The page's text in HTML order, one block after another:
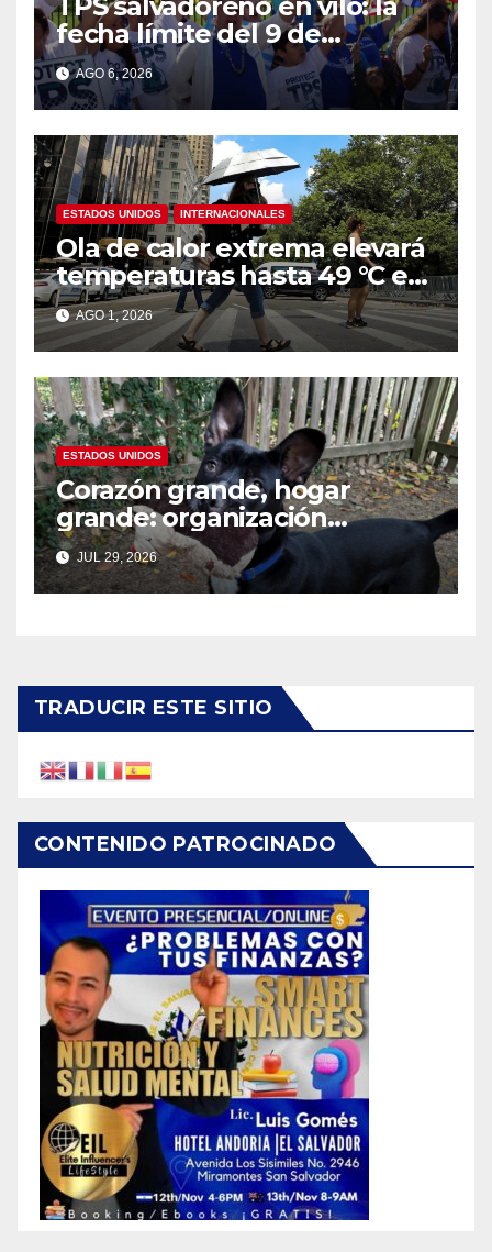
fecha límite del 9 de
septiembre se acerca sin
respuesta de Washington
AGO 6, 2026
ESTADOS UNIDOS INTERNACIONALES
Ola de calor extrema elevará
temperaturas hasta 49 °C en
amplias zonas de Estados
Unidos
AGO 1, 2026
ESTADOS UNIDOS
Corazón grande, hogar
grande: organización
nacional busca familias
temporales para perros
grandes en el Día Nacional
JUL 29, 2026
TRADUCIR ESTE SITIO
CONTENIDO PATROCINADO